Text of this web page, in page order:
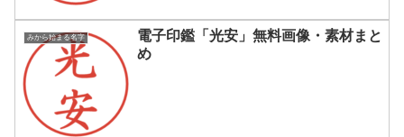
みから始まる名字
電子印鑑「光安」無料画像・素材まと
め